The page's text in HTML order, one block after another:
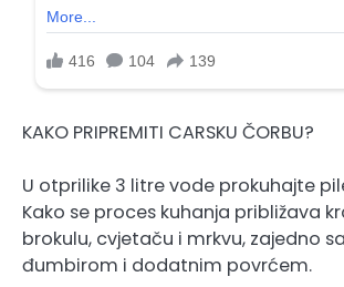
KAKO PRIPREMITI CARSKU ČORBU?
U otprilike 3 litre vode prokuhajte
Kako se proces kuhanja približava
brokulu, cvjetaču i mrkvu, zajedno
đumbirom i dodatnim povrćem.